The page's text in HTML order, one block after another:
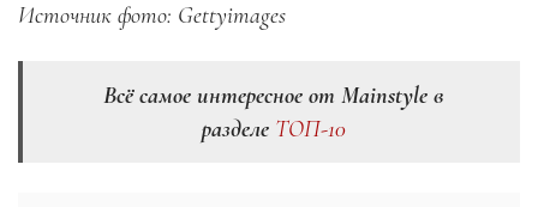
Источник фото: Gettyimages
Всё самое интересное от Mainstyle в
разделе ТОП-10